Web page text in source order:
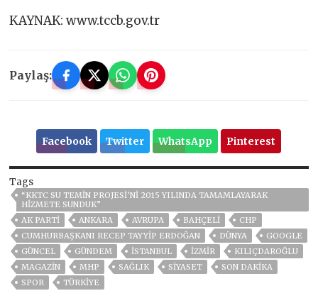
KAYNAK: www.tccb.gov.tr
Paylaş:
Facebook Twitter WhatsApp Pinterest
Tags
“KKTC SU TEMİN PROJESİ’Nİ 2015 YILINDA TAMAMLAYARAK
HİZMETE SUNDUK”
AK PARTİ
ANKARA AVRUPA BAHÇELİ
CHP
CUMHURBAŞKANI RECEP TAYYIP ERDOĞAN
DÜNYA
GOOGLE
GÜNCEL
GÜNDEM ISTANBUL İZMIR
KILIÇDAROĞLU
MAGAZİN
MHP SAĞLIK SİYASET
SON DAKIKA
SPOR
TÜRKİYE